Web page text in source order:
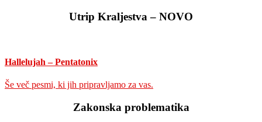
Utrip Kraljestva – NOVO
Hallelujah – Pentatonix
Še več pesmi, ki jih pripravljamo za vas.
Zakonska problematika